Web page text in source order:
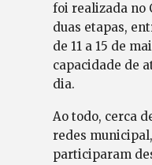
foi realizada no
duas etapas,
de 11 a 15 de
capacidade de
dia.
Ao todo, cerca
redes
participaram